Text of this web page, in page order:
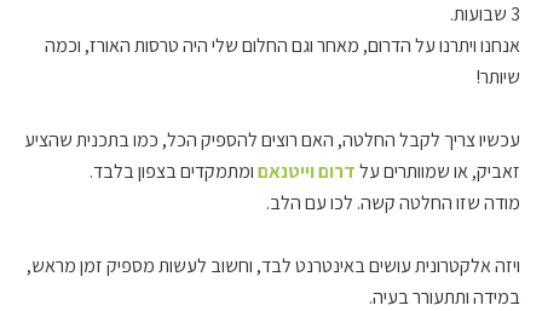
3 שבועות.
אנחנו ויתרנו על הדרום, מאחר וגם החלום שלי היה טרסות האורז, וכמה
שיותר!
עכשיו צריך לקבל החלטה, האם רוצים להספיק הכל, כמו בתכנית שהציע
זאביק, או שמוותרים עלדרום וייטנאםומתמקדים בצפון בלבד.
מודה שזו החלטה קשה. לכו עם הלב.
ויזה אלקטרונית עושים באינטרנט לבד, וחשוב לעשות מספיק זמן מראש,
במידה ותתעורר בעיה.